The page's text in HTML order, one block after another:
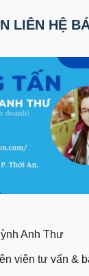
LIÊN HỆ
Anh Thư
viên tư vấn &